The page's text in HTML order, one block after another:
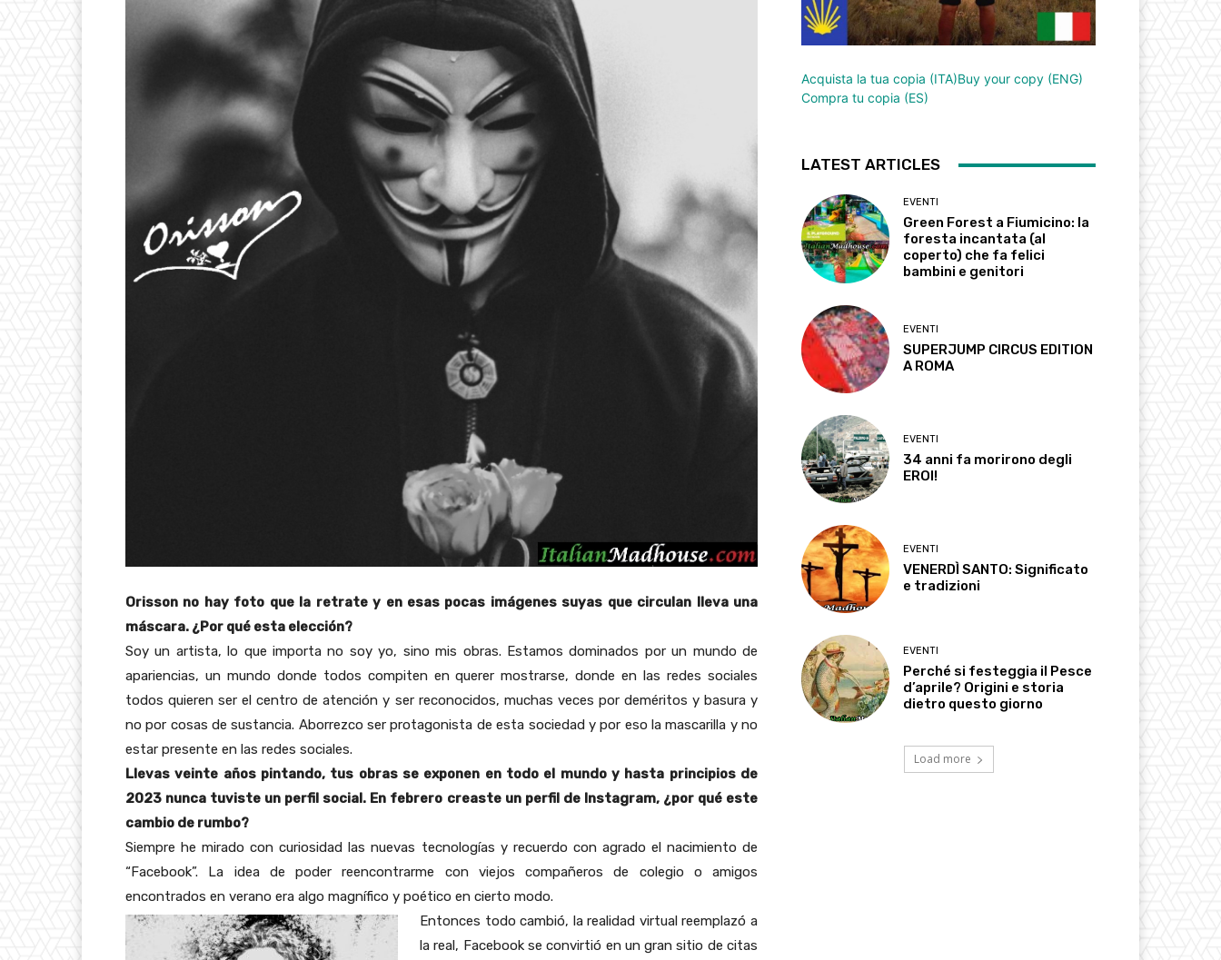
Orisson no hay foto que la retrate y en esas pocas imágenes suyas que circulan lleva una
máscara. ¿Por qué esta elección?
Soy un artista, lo que importa no soy yo, sino mis obras. Estamos dominados por un mundo de
apariencias, un mundo donde todos compiten en querer mostrarse, donde en las redes sociales
todos quieren ser el centro de atención y ser reconocidos, muchas veces por deméritos y basura y
no por cosas de sustancia. Aborrezco ser protagonista de esta sociedad y por eso la mascarilla y no
estar presente en las redes sociales.
Llevas veinte años pintando, tus obras se exponen en todo el mundo y hasta principios de
2023 nunca tuviste un perfil social. En febrero creaste un perfil de Instagram, ¿por qué este
cambio de rumbo?
Siempre he mirado con curiosidad las nuevas tecnologías y recuerdo con agrado el nacimiento de
“Facebook”. La idea de poder reencontrarme con viejos compañeros de colegio o amigos
encontrados en verano era algo magnífico y poético en cierto modo.
Entonces todo cambió, la realidad virtual reemplazó a
la real, Facebook se convirtió en un gran sitio de citas
Acquista la tua copia (ITA)Buy your copy (ENG)
Compra tu copia (ES)
LATEST ARTICLES
EVENTI
Green Forest a Fiumicino: la
foresta incantata (al
coperto) che fa felici
bambini e genitori
EVENTI
SUPERJUMP CIRCUS EDITION
A ROMA
EVENTI
34 anni fa morirono degli
EROI!
EVENTI
VENERDÌ SANTO: Significato
e tradizioni
EVENTI
Perché si festeggia il Pesce
d’aprile? Origini e storia
dietro questo giorno
Load more